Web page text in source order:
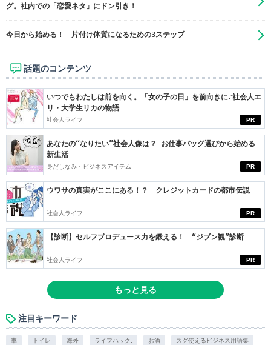
グ。社内での「恋愛ネタ」にドン引き！
今日から始める！ 片付け体質になるための3ステップ
話題のコンテンツ
PR
いつでもわたしは前を向く。「女の子の日」を前向きに♪社会人エ
リ・大学生リカの物語
社会人ライフ
PR
あなたの“なりたい”社会人像は？ お仕事バッグ選びから始める
新生活
身だしなみ・ビジネスアイテム
PR
ウワサの真実がここにある！？ クレジットカードの都市伝説
社会人ライフ
PR
【診断】セルフプロデュース力を鍛える！ “ジブン観”診断
社会人ライフ
もっと見る
注目キーワード
車 トイレ 海外 ライフハック. お酒 スグ使えるビジネス用語集